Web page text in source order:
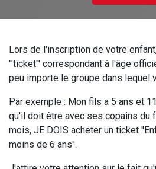
Lors de l'inscription de votre
'''ticket''' correspondant à l'âge
peu importe le groupe dans lequel
Par exemple : Mon fils a 5 ans et
qu'il doit être avec ses copains du
mois, JE DOIS acheter un ticket
moins de 6 ans''.